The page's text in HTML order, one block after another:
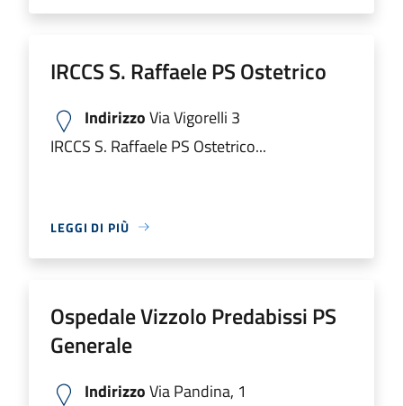
IRCCS S. Raffaele PS Ostetrico
IndirizzoVia Vigorelli 3
IRCCS S. Raffaele PS Ostetrico...
LEGGI DI PIÙ
Ospedale Vizzolo Predabissi PS
Generale
IndirizzoVia Pandina, 1